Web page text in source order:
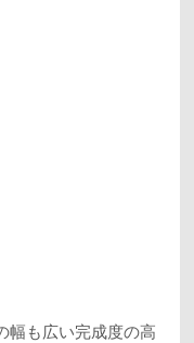
幅も広い完成度の高